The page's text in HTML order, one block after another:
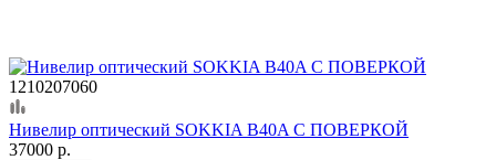
1210207060
Нивелир оптический SOKKIA B40A С ПОВЕРКОЙ
37000 р.